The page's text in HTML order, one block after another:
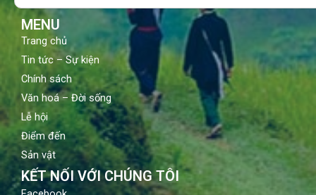
MENU
Trang chủ
Tin tức – Sự kiện
Chính sách
Văn hoá – Đời sống
Lễ hội
Điểm đến
Sản vật
KẾT NỐI VỚI CHÚNG TÔI